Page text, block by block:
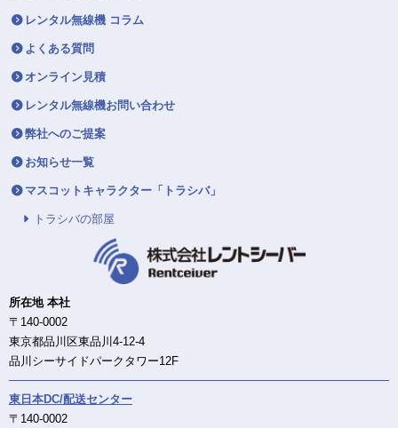
レンタル無線機 コラム
よくある質問
オンライン見積
レンタル無線機お問い合わせ
弊社へのご提案
お知らせ一覧
マスコットキャラクター「トラシバ」
トラシバの部屋
所在地 本社
〒140-0002
東京都品川区東品川4-12-4
品川シーサイドパークタワー12F
東日本DC/配送センター
〒140-0002